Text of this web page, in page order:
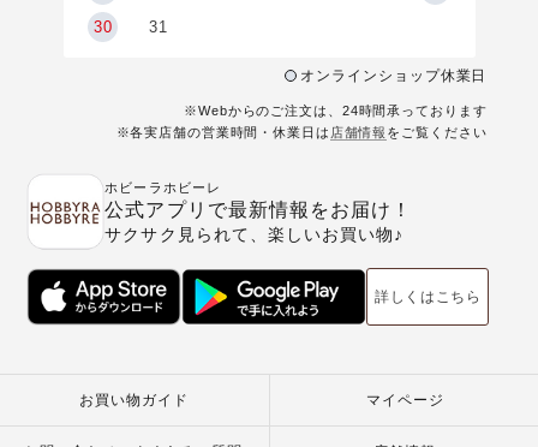
30 31
オンラインショップ休業日
※Webからのご注文は、24時間承っております
※各実店舗の営業時間・休業日は 店舗情報 をご覧ください
ホビーラホビーレ
公式アプリで最新情報をお届け！
サクサク見られて、楽しいお買い物♪
詳しくはこちら
お買い物ガイド マイページ